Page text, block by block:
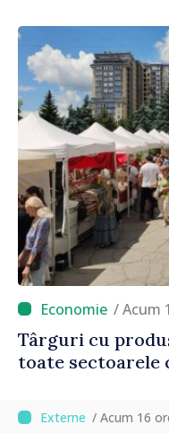
/ Acum
Târguri cu
toate sectoarele
/ Acum 16